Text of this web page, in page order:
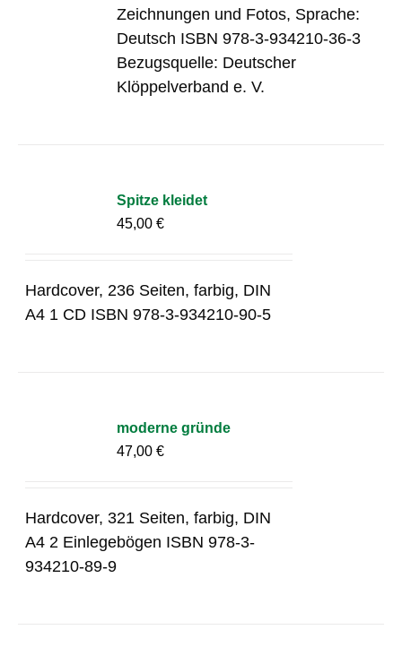
Zeichnungen und Fotos, Sprache:
Deutsch ISBN 978-3-934210-36-3
Bezugsquelle: Deutscher
Klöppelverband e. V.
Spitze kleidet
45,00€
Hardcover, 236 Seiten, farbig, DIN
A4 1 CD ISBN 978-3-934210-90-5
moderne gründe
47,00€
Hardcover, 321 Seiten, farbig, DIN
A4 2 Einlegebögen ISBN 978-3-
934210-89-9